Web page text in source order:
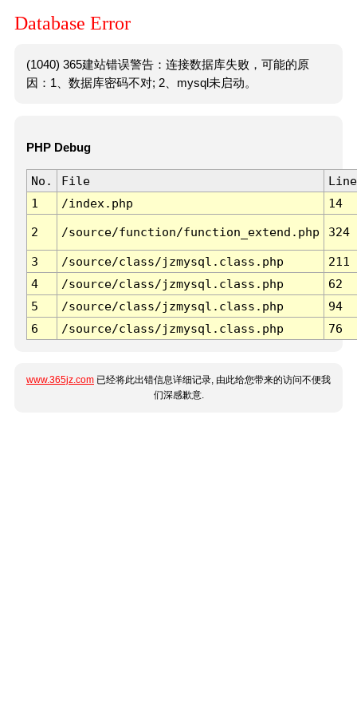
Database Error
(1040) 365建站错误警告：连接数据库失败，可能的原
因：1、数据库密码不对; 2、mysql未启动。
PHP Debug
No. File
Line
1
/index.php 14
2 /source/function/function_extend.php 324
3 /source/class/jzmysql.class.php
211
4
/source/class/jzmysql.class.php
62
5
/source/class/jzmysql.class.php
94
6
/source/class/jzmysql.class.php 76
www.365jz.com 已经将此出错信息详细记录, 由此给您带来的访问不便我
们深感歉意.